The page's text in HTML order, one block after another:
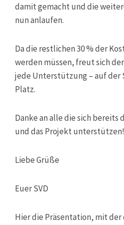
damit gemacht und die
nun anlaufen.
Da die restlichen 30 % der
werden müssen, freut sich
jede Unterstützung – auf der
Platz.
Danke an alle die sich bereits
und das Projekt unterstützen!
Liebe Grüße
Euer SVD
Hier die Präsentation, mit der